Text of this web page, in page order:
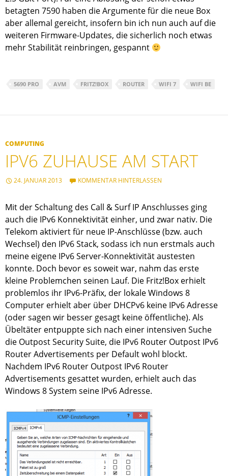
betagten 7590 haben die Argumente für die neue Box
aber allemal gereicht, insofern bin ich nun auch auf die
weiteren Firmware-Updates, die sicherlich noch etwas
mehr Stabilität reinbringen, gespannt
5690 PRO AVM FRITZ!BOX ROUTER WIFI 7 WIFI BE
COMPUTING
IPV6 ZUHAUSE AM START
24. JANUAR 2013 KOMMENTAR HINTERLASSEN
Mit der Schaltung des Call & Surf IP Anschlusses ging
auch die IPv6 Konnektivität einher, und zwar nativ. Die
Telekom aktiviert für neue IP-Anschlüsse (bzw. auch
Wechsel) den IPv6 Stack, sodass ich nun erstmals auch
meine eigene IPv6 Server-Konnektivität austesten
konnte. Doch bevor es soweit war, nahm das erste
kleine Problemchen seinen Lauf. Die Fritz!Box erhielt
problemlos ihr IPv6-Präfix, der lokale Windows 8
Computer erhielt aber über DHCPv6 keine IPv6 Adresse
(oder sagen wir besser gesagt keine öffentliche). Als
Übeltäter entpuppte sich nach einer intensiven Suche
die Outpost Security Suite, die IPv6 Router Outpost IPv6
Router Advertisements per Default wohl blockt.
Nachdem IPv6 Router Outpost IPv6 Router
Advertisements gesattet wurden, erhielt auch das
Windows 8 System seine IPv6 Adresse.